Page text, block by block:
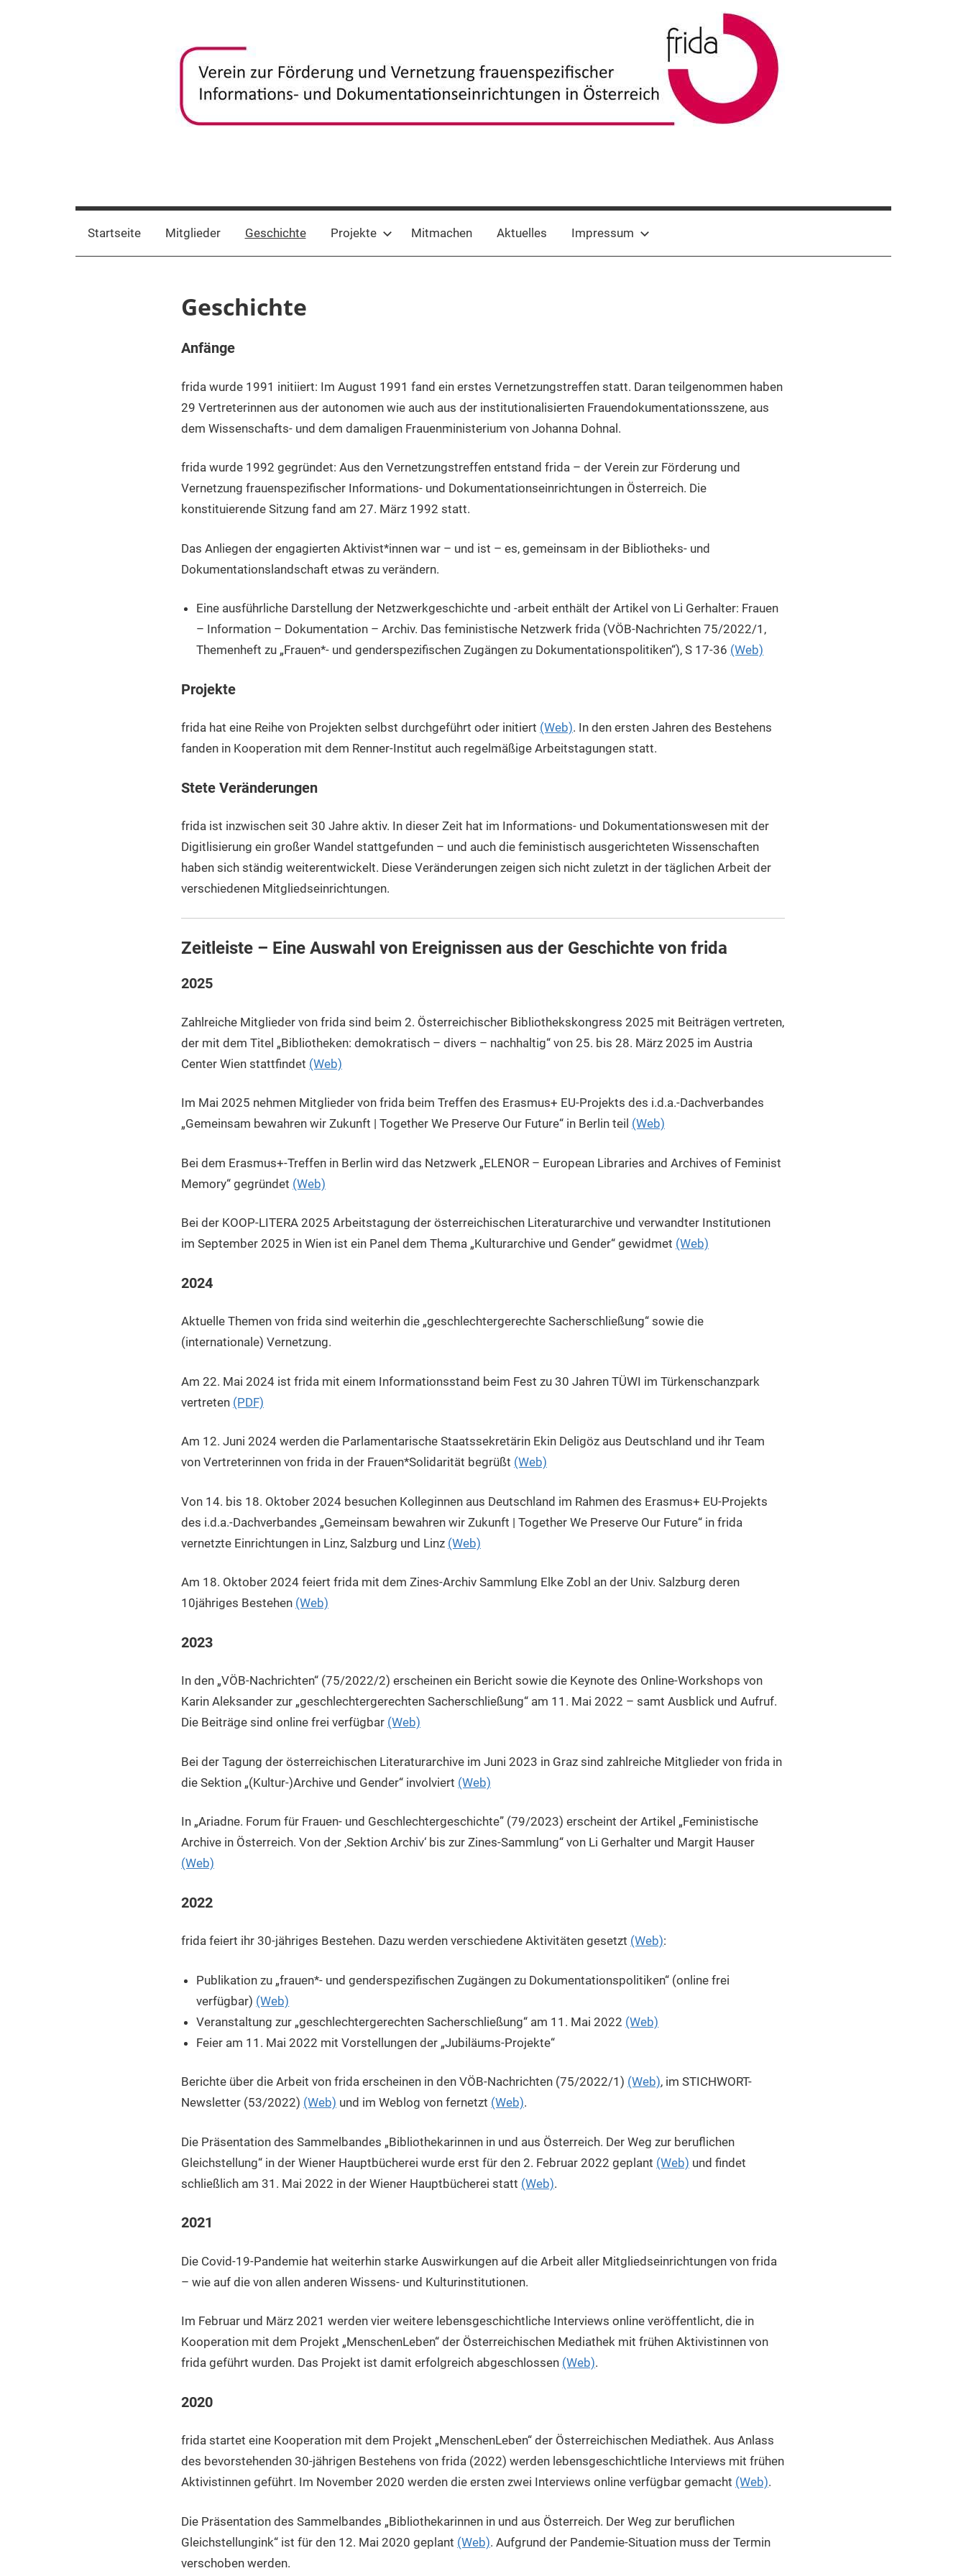
frida-
verein
zur
Förderung
Dokumentationseinrichtungen
Startseite Mitglieder Geschichte Projekte Mitmachen Aktuelles Impressum
Geschichte
Anfänge
frida wurde 1991 initiiert: Im August 1991 fand ein erstes Vernetzungstreffen statt. Daran teilgenommen haben
29 Vertreterinnen aus der autonomen wie auch aus der institutionalisierten Frauendokumentationsszene, aus
dem Wissenschafts- und dem damaligen Frauenministerium von Johanna Dohnal.
frida wurde 1992 gegründet: Aus den Vernetzungstreffen entstand frida – der Verein zur Förderung und
Vernetzung frauenspezifischer Informations- und Dokumentationseinrichtungen in Österreich. Die
konstituierende Sitzung fand am 27. März 1992 statt.
Das Anliegen der engagierten Aktivist*innen war – und ist – es, gemeinsam in der Bibliotheks- und
Dokumentationslandschaft etwas zu verändern.
Eine ausführliche Darstellung der Netzwerkgeschichte und -arbeit enthält der Artikel von Li Gerhalter: Frauen
– Information – Dokumentation – Archiv. Das feministische Netzwerk frida (VÖB-Nachrichten 75/2022/1,
Themenheft zu „Frauen*- und genderspezifischen Zugängen zu Dokumentationspolitiken“), S 17-36 (Web)
Projekte
frida hat eine Reihe von Projekten selbst durchgeführt oder initiert (Web). In den ersten Jahren des Bestehens
fanden in Kooperation mit dem Renner-Institut auch regelmäßige Arbeitstagungen statt.
Stete Veränderungen
frida ist inzwischen seit 30 Jahre aktiv. In dieser Zeit hat im Informations- und Dokumentationswesen mit der
Digitlisierung ein großer Wandel stattgefunden – und auch die feministisch ausgerichteten Wissenschaften
haben sich ständig weiterentwickelt. Diese Veränderungen zeigen sich nicht zuletzt in der täglichen Arbeit der
verschiedenen Mitgliedseinrichtungen.
Zeitleiste – Eine Auswahl von Ereignissen aus der Geschichte von frida
2025
Zahlreiche Mitglieder von frida sind beim 2. Österreichischer Bibliothekskongress 2025 mit Beiträgen vertreten,
der mit dem Titel „Bibliotheken: demokratisch – divers – nachhaltig“ von 25. bis 28. März 2025 im Austria
Center Wien stattfindet (Web)
Im Mai 2025 nehmen Mitglieder von frida beim Treffen des Erasmus+ EU-Projekts des i.d.a.-Dachverbandes
„Gemeinsam bewahren wir Zukunft | Together We Preserve Our Future“ in Berlin teil (Web)
Bei dem Erasmus+-Treffen in Berlin wird das Netzwerk „ELENOR – European Libraries and Archives of Feminist
Memory“ gegründet (Web)
Bei der KOOP-LITERA 2025 Arbeitstagung der österreichischen Literaturarchive und verwandter Institutionen
im September 2025 in Wien ist ein Panel dem Thema „Kulturarchive und Gender“ gewidmet (Web)
2024
Aktuelle Themen von frida sind weiterhin die „geschlechtergerechte Sacherschließung“ sowie die
(internationale) Vernetzung.
Am 22. Mai 2024 ist frida mit einem Informationsstand beim Fest zu 30 Jahren TÜWI im Türkenschanzpark
vertreten (PDF)
Am 12. Juni 2024 werden die Parlamentarische Staatssekretärin Ekin Deligöz aus Deutschland und ihr Team
von Vertreterinnen von frida in der Frauen*Solidarität begrüßt (Web)
Von 14. bis 18. Oktober 2024 besuchen Kolleginnen aus Deutschland im Rahmen des Erasmus+ EU-Projekts
des i.d.a.-Dachverbandes „Gemeinsam bewahren wir Zukunft | Together We Preserve Our Future“ in frida
vernetzte Einrichtungen in Linz, Salzburg und Linz (Web)
Am 18. Oktober 2024 feiert frida mit dem Zines-Archiv Sammlung Elke Zobl an der Univ. Salzburg deren
10jähriges Bestehen (Web)
2023
In den „VÖB-Nachrichten“ (75/2022/2) erscheinen ein Bericht sowie die Keynote des Online-Workshops von
Karin Aleksander zur „geschlechtergerechten Sacherschließung“ am 11. Mai 2022 – samt Ausblick und Aufruf.
Die Beiträge sind online frei verfügbar (Web)
Bei der Tagung der österreichischen Literaturarchive im Juni 2023 in Graz sind zahlreiche Mitglieder von frida in
die Sektion „(Kultur-)Archive und Gender“ involviert (Web)
In „Ariadne. Forum für Frauen- und Geschlechtergeschichte” (79/2023) erscheint der Artikel „Feministische
Archive in Österreich. Von der ‚Sektion Archiv‘ bis zur Zines-Sammlung“ von Li Gerhalter und Margit Hauser
(Web)
2022
frida feiert ihr 30-jähriges Bestehen. Dazu werden verschiedene Aktivitäten gesetzt (Web):
Publikation zu „frauen*- und genderspezifischen Zugängen zu Dokumentationspolitiken“ (online frei
verfügbar) (Web)
Veranstaltung zur „geschlechtergerechten Sacherschließung“ am 11. Mai 2022 (Web)
Feier am 11. Mai 2022 mit Vorstellungen der „Jubiläums-Projekte“
Berichte über die Arbeit von frida erscheinen in den VÖB-Nachrichten (75/2022/1) (Web), im STICHWORT-
Newsletter (53/2022) (Web) und im Weblog von fernetzt (Web).
Die Präsentation des Sammelbandes „Bibliothekarinnen in und aus Österreich. Der Weg zur beruflichen
Gleichstellung“ in der Wiener Hauptbücherei wurde erst für den 2. Februar 2022 geplant (Web) und findet
schließlich am 31. Mai 2022 in der Wiener Hauptbücherei statt (Web).
2021
Die Covid-19-Pandemie hat weiterhin starke Auswirkungen auf die Arbeit aller Mitgliedseinrichtungen von frida
– wie auf die von allen anderen Wissens- und Kulturinstitutionen.
Im Februar und März 2021 werden vier weitere lebensgeschichtliche Interviews online veröffentlicht, die in
Kooperation mit dem Projekt „MenschenLeben“ der Österreichischen Mediathek mit frühen Aktivistinnen von
frida geführt wurden. Das Projekt ist damit erfolgreich abgeschlossen (Web).
2020
frida startet eine Kooperation mit dem Projekt „MenschenLeben“ der Österreichischen Mediathek. Aus Anlass
des bevorstehenden 30-jährigen Bestehens von frida (2022) werden lebensgeschichtliche Interviews mit frühen
Aktivistinnen geführt. Im November 2020 werden die ersten zwei Interviews online verfügbar gemacht (Web).
Die Präsentation des Sammelbandes „Bibliothekarinnen in und aus Österreich. Der Weg zur beruflichen
Gleichstellungink“ ist für den 12. Mai 2020 geplant (Web). Aufgrund der Pandemie-Situation muss der Termin
verschoben werden.